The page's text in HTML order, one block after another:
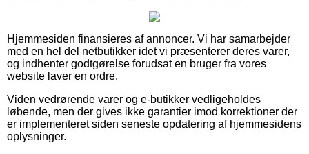
Hjemmesiden finansieres af annoncer. Vi har samarbejder
med en hel del netbutikker idet vi præsenterer deres varer,
og indhenter godtgørelse forudsat en bruger fra vores
website laver en ordre.
Viden vedrørende varer og e-butikker vedligeholdes
løbende, men der gives ikke garantier imod korrektioner der
er implementeret siden seneste opdatering af hjemmesidens
oplysninger.